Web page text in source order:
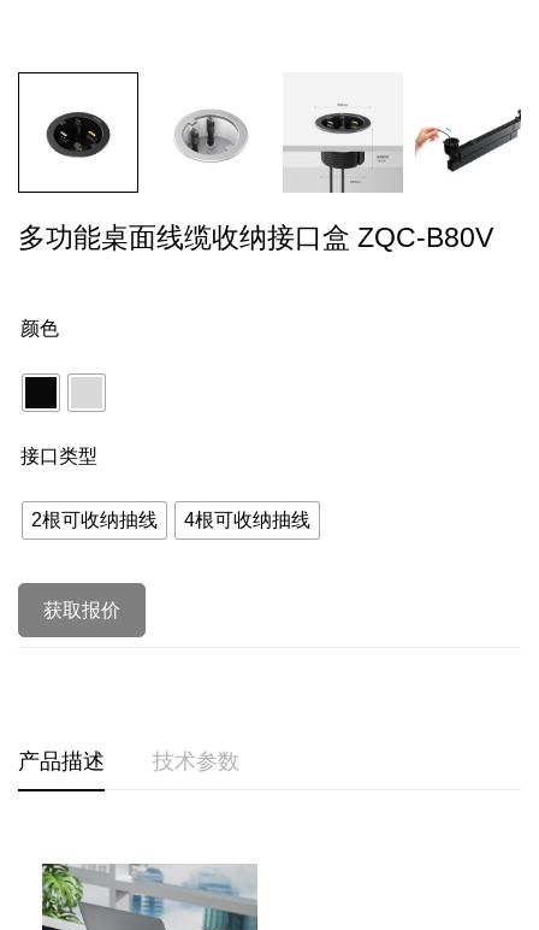
多功能桌面线缆收纳接口盒 ZQC-B80V
颜色
接口类型
2根可收纳抽线 4根可收纳抽线
获取报价
产品描述 技术参数